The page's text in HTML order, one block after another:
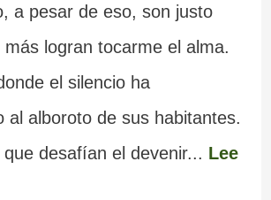
a pesar de eso, son justo
más logran tocarme el alma.
el silencio ha
al alboroto de sus habitantes.
desafían el devenir... Lee